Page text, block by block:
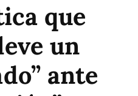
que
un
ante